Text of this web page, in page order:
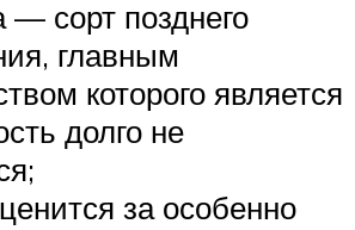
сорт позднего
главным
которого является
долго не
за особенно